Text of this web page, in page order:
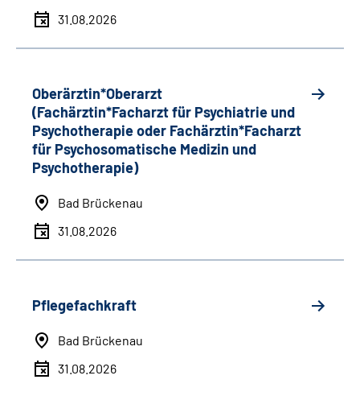
31.08.2026
Oberärztin*Oberarzt
(Fachärztin*Facharzt für Psychiatrie und
Psychotherapie oder Fachärztin*Facharzt
für Psychosomatische Medizin und
Psychotherapie)
Bad Brückenau
31.08.2026
Pflegefachkraft
Bad Brückenau
31.08.2026